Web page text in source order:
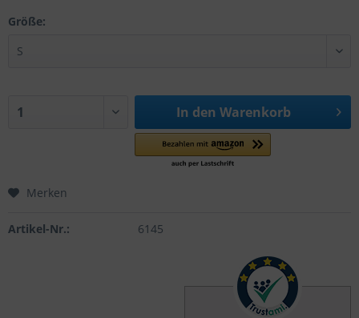
Größe:
In den Warenkorb
Merken
Artikel-Nr.: 6145